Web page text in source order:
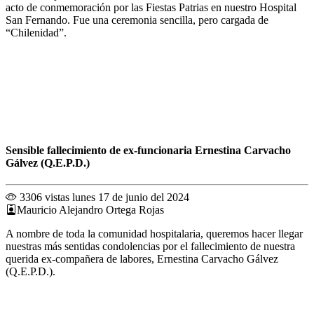
acto de conmemoración por las Fiestas Patrias en nuestro Hospital
San Fernando. Fue una ceremonia sencilla, pero cargada de
“Chilenidad”.
Sensible fallecimiento de ex-funcionaria Ernestina Carvacho
Gálvez (Q.E.P.D.)
3306 vistas lunes 17 de junio del 2024
Mauricio Alejandro Ortega Rojas
A nombre de toda la comunidad hospitalaria, queremos hacer llegar
nuestras más sentidas condolencias por el fallecimiento de nuestra
querida ex-compañera de labores, Ernestina Carvacho Gálvez
(Q.E.P.D.).